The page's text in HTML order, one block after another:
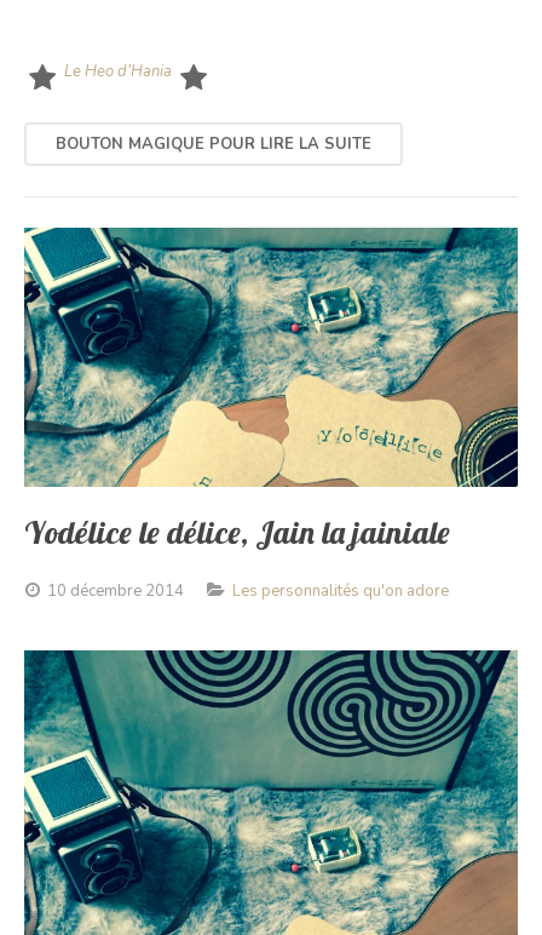
Le Heo d’Hania
BOUTON MAGIQUE POUR LIRE LA SUITE
Yodélice le délice, Jain la jainiale
10 décembre 2014 Les personnalités qu'on adore